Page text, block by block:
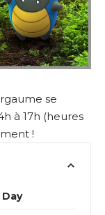
se
à 17h (heures
!